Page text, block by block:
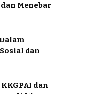
Menebar
dan
dan